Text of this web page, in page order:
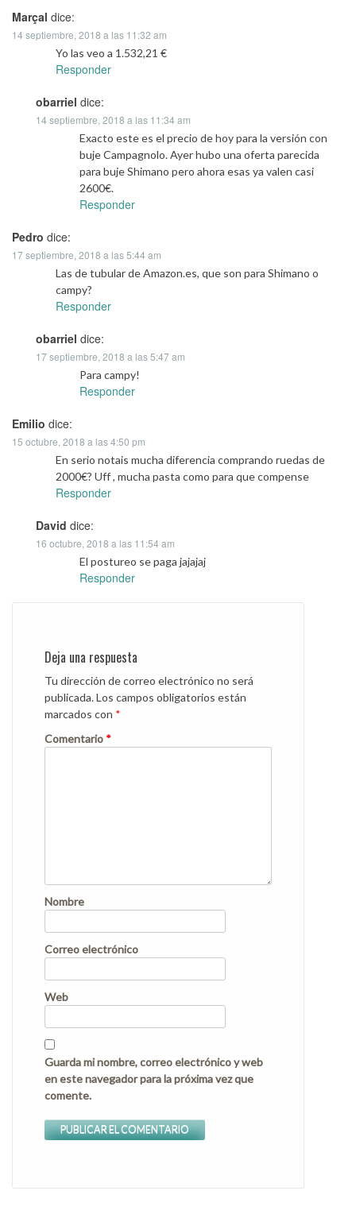
Marçal dice:
14 septiembre, 2018 a las 11:32 am
Yo las veo a 1.532,21 €
Responder
obarriel dice:
14 septiembre, 2018 a las 11:34 am
Exacto este es el precio de hoy para la versión con
buje Campagnolo. Ayer hubo una oferta parecida
para buje Shimano pero ahora esas ya valen casi
2600€.
Responder
Pedro dice:
17 septiembre, 2018 a las 5:44 am
Las de tubular de Amazon.es, que son para Shimano o
campy?
Responder
obarriel dice:
17 septiembre, 2018 a las 5:47 am
Para campy!
Responder
Emilio dice:
15 octubre, 2018 a las 4:50 pm
En serio notais mucha diferencia comprando ruedas de
2000€? Uff , mucha pasta como para que compense
Responder
David dice:
16 octubre, 2018 a las 11:54 am
El postureo se paga jajajaj
Responder
Deja una respuesta
Tu dirección de correo electrónico no será
publicada.Los campos obligatorios están
marcados con *
Comentario *
Nombre
Correo electrónico
Web
Guarda mi nombre, correo electrónico y web
en este navegador para la próxima vez que
comente.